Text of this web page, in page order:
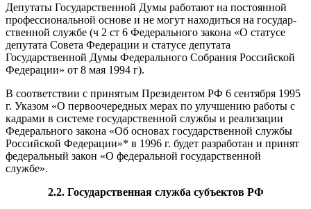
Депутаты Государственной Думы работают на постоянной
профессиональной основе и не могут находиться на государ­
ственной службе (ч 2 ст 6 Федерального закона «О статусе
депу­тата Совета Федерации и статусе депутата
Государственной Думы Федерального Собрания Российской
Федерации» от 8 мая 1994 г).
В соответствии с принятым Президентом РФ 6 сентября 1995
г. Указом «О первоочередных мерах по улучшению работы с
кад­рами в системе государственной службы и реализации
Федераль­ного закона «Об основах государственной службы
Российской Федерации»* в 1996 г. будет разработан и принят
федеральный закон «О федеральной государственной
службе».
2.2. Государственная служба субъектов РФ